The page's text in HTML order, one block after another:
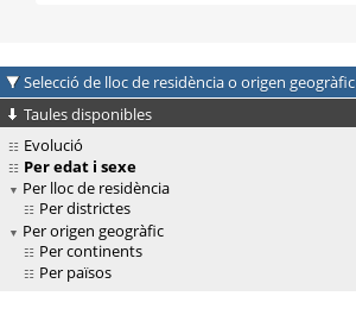
Selecció de lloc de residència o origen geogràfic
Taules disponibles
Evolució
Per edat i sexe
Per lloc de residència
Per districtes
Per origen geogràfic
Per continents
Per països